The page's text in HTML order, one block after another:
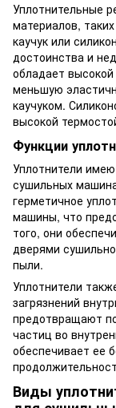
Уплотнительные
материалов,
каучук или
достоинства и
обладает
меньшую
каучуком.
высокой
Функции
Уплотнители
сушильных
герметичное
машины, что
того, они
дверями
пыли.
Уплотнители
загрязнений
предотвращают
частиц во
обеспечивает ее
Виды